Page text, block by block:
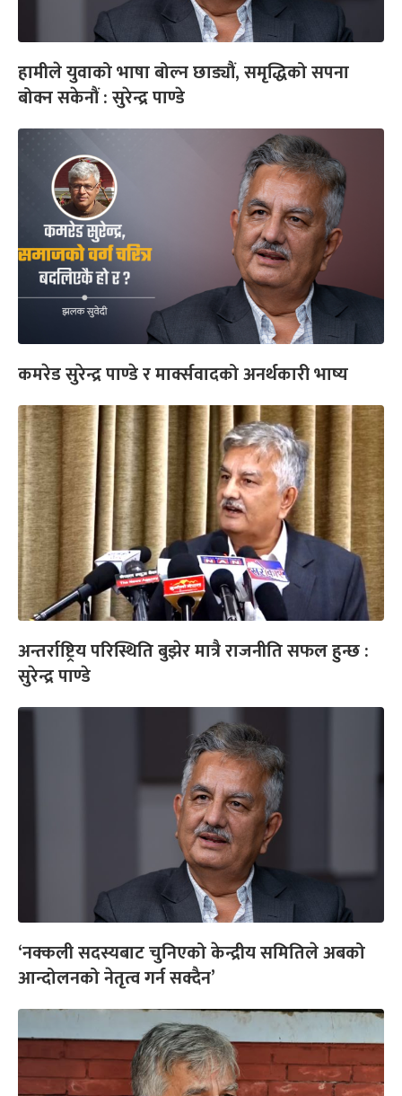
हामीले युवाको भाषा बोल्न छाड्यौं, समृद्धिको सपना
बोक्न सकेनौं : सुरेन्द्र पाण्डे
कमरेड सुरेन्द्र पाण्डे र मार्क्सवादको अनर्थकारी भाष्य
अन्तर्राष्ट्रिय परिस्थिति बुझेर मात्रै राजनीति सफल हुन्छ :
सुरेन्द्र पाण्डे
‘नक्कली सदस्यबाट चुनिएको केन्द्रीय समितिले अबको
आन्दोलनको नेतृत्व गर्न सक्दैन’